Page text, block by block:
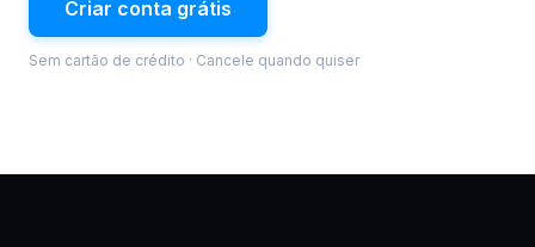
Criar conta grátis
Sem cartão de crédito · Cancele quando quiser